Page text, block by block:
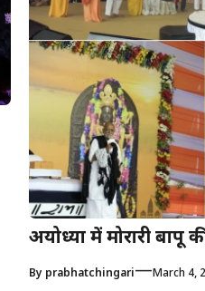
अयोध्या में मोरारी बापू
By prabhatchingari—March 4,